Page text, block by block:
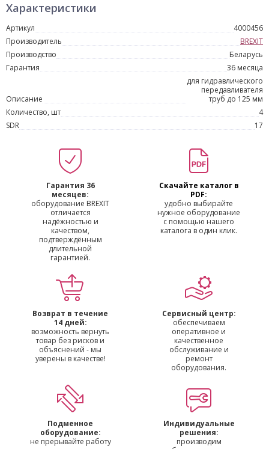
Характеристики
Артикул
4000456
Производитель
BREXIT
Производство
Беларусь
Гарантия
36 месяца
Описание
для гидравлического
передавливателя
труб до 125 мм
Количество, шт
4
SDR
17
Гарантия 36
месяцев:
оборудование BREXIT
отличается
надёжностью и
качеством,
подтверждённым
длительной
гарантией.
Скачайте каталог в
PDF:
удобно выбирайте
нужное оборудование
с помощью нашего
каталога в один клик.
Возврат в течение
14 дней:
возможность вернуть
товар без рисков и
объяснений - мы
уверены в качестве!
Сервисный центр:
обеспечиваем
оперативное и
качественное
обслуживание и
ремонт
оборудования.
Подменное
оборудование:
не прерывайте работу
Индивидуальные
решения:
производим